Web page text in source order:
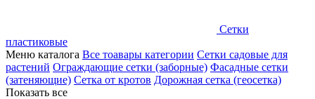
Сетки
пластиковые
Меню каталога Все тоавары категории Сетки садовые для
растений Ограждающие сетки (заборные) Фасадные сетки
(затеняющие) Сетка от кротов Дорожная сетка (геосетка)
Показать все